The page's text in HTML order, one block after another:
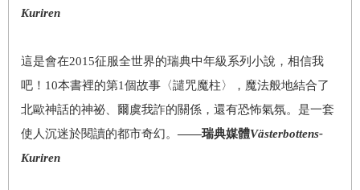
Kuriren
這是會在2015征服全世界的瑞典中年級系列小說，相信我
吧！10本書裡的第1個故事〈譴咒魔柱〉，魔法般地結合了
北歐神話的神祕、爾虞我詐的關係，還有恐怖氣氛。是一套
使人沉迷於閱讀的都市奇幻。 ——瑞典媒體Västerbottens-
Kuriren